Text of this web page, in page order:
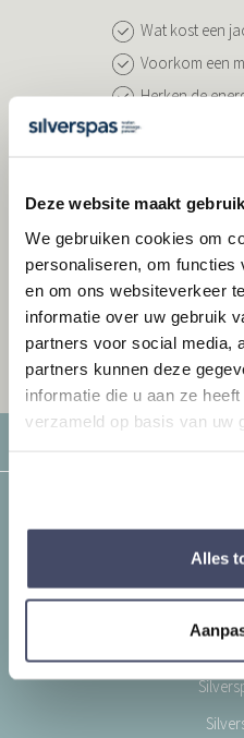
Deze website maakt
We gebruiken cookies om
personaliseren, om functies
en om ons websiteverkeer
informatie over uw gebruik
partners voor social media,
partners kunnen deze
informatie die u aan ze
verzameld op basis van uw
Alles
Wat kost een
Voorkom een
Herken de
30 kritische
Ook verkrijgbaar